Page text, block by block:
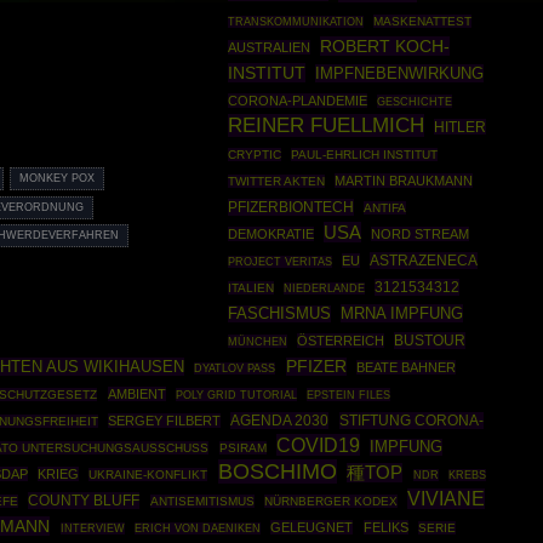
MONKEY POX
TRANSKOMMUNIKATION MASKENATTEST
AUSTRALIEN
ROBERT KOCH-
INSTITUT
IMPFNEBENWIRKUNG
CORONA-PLANDEMIE GESCHICHTE
REINER FUELLMICH HITLER
CRYPTIC
PAUL-EHRLICH INSTITUT
TWITTER AKTEN
MARTIN BRAUKMANN
PFIZERBIONTECH ANTIFA
DEMOKRATIE USA NORD STREAM
PROJECT VERITAS EU ASTRAZENECA
ITALIEN NIEDERLANDE
3121534312
FASCHISMUS
MRNA IMPFUNG
MÜNCHEN ÖSTERREICH BUSTOUR
AUS WIKIHAUSEN DYATLOV PASS PFIZER BEATE BAHNER
AMBIENT POLY GRID TUTORIAL
EPSTEIN FILES
SERGEY FILBERT AGENDA 2030 STIFTUNG CORONA-
UNTERSUCHUNGSAUSSCHUSS PSIRAM COVID19 IMPFUNG
KRIEG UKRAINE-KONFLIKT BOSCHIMO 種TOP NDR KREBS
COUNTY BLUFF ANTISEMITISMUS NÜRNBERGER KODEX VIVIANE
INTERVIEW ERICH VON DAENIKEN GELEUGNET FELIKS SERIE